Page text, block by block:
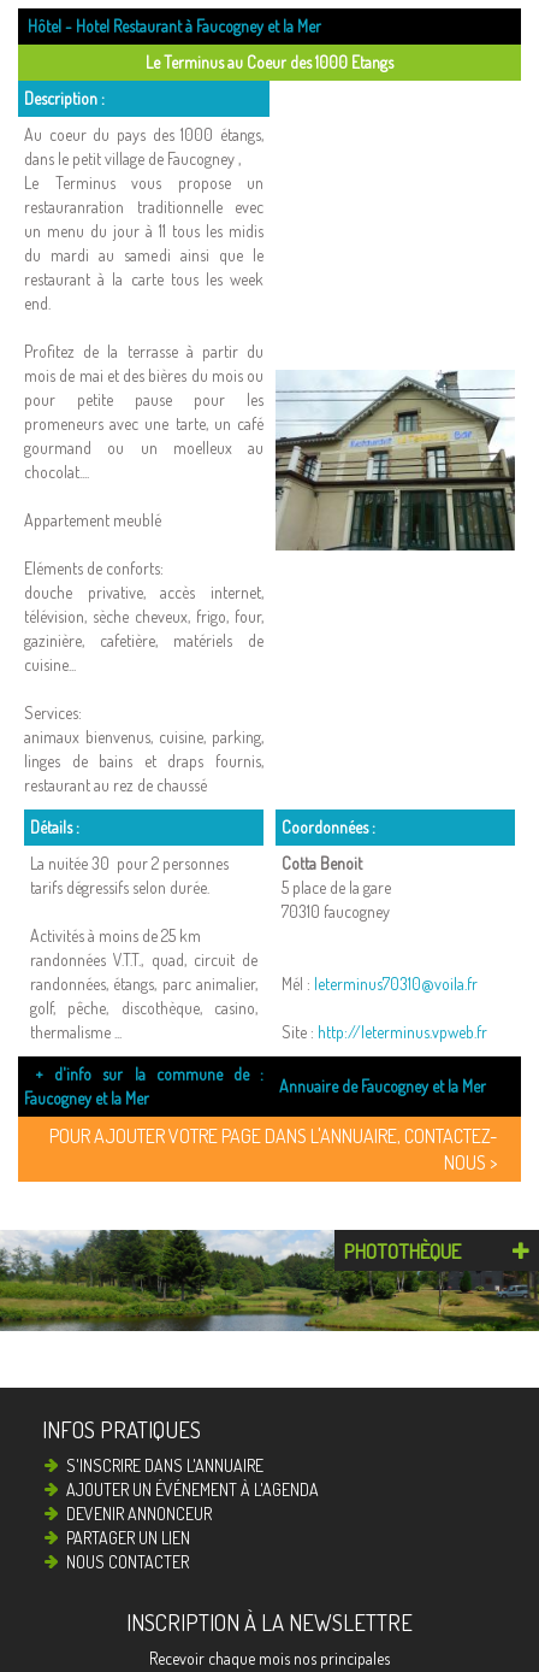
Hôtel - Hotel Restaurant à Faucogney et la Mer
Le Terminus au Coeur des 1000 Etangs
Description :
Au coeur du pays des 1000 étangs,
dans le petit village de Faucogney ,
Le Terminus vous propose un
restauranration traditionnelle evec
un menu du jour à 11 tous les midis
du mardi au samedi ainsi que le
restaurant à la carte tous les week
end.
Profitez de la terrasse à partir du
mois de mai et des bières du mois ou
pour petite pause pour les
promeneurs avec une tarte, un café
gourmand ou un moelleux au
chocolat....
Appartement meublé
Eléments de conforts:
douche privative, accès internet,
télévision, sèche cheveux, frigo, four,
gazinière, cafetière, matériels de
cuisine...
Services:
animaux bienvenus, cuisine, parking,
linges de bains et draps fournis,
restaurant au rez de chaussé
Détails :
La nuitée 30  pour 2 personnes
tarifs dégressifs selon durée.
Activités à moins de 25 km
randonnées V.T.T., quad, circuit de
randonnées, étangs, parc animalier,
golf, pêche, discothèque, casino,
thermalisme ...
Coordonnées :
Cotta Benoit
5 place de la gare
70310 faucogney
Mél : leterminus70310@voila.fr
Site : http://leterminus.vpweb.fr
+ d'info sur la commune de :
Faucogney et la Mer
Annuaire de Faucogney et la Mer
POUR AJOUTER VOTRE PAGE DANS L'ANNUAIRE, CONTACTEZ-
NOUS >
PHOTOTHÈQUE
INFOS PRATIQUES
S'INSCRIRE DANS L'ANNUAIRE
AJOUTER UN ÉVÉNEMENT À L'AGENDA
DEVENIR ANNONCEUR
PARTAGER UN LIEN
NOUS CONTACTER
INSCRIPTION À LA NEWSLETTRE
Recevoir chaque mois nos principales